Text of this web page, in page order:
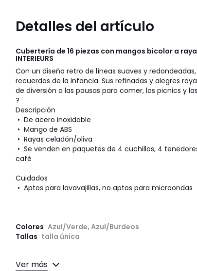
Detalles del artículo
Cubertería de 16 piezas con mangos bicolor a
INTERIEURS
Con un diseño retro de líneas suaves y
recuerdos de la infancia. Sus refinadas y alegres
de diversión a las pausas para comer, los picnics y
?
Descripción
• De acero inoxidable
• Mango de ABS
• Rayas celadón/oliva
• Se venden en paquetes de 4 cuchillos, 4
café
Cuidados
• Aptos para lavavajillas, no aptos para microondas
Colores Azul/Verde, Azul/Burdeos
Tallas talla única
Ver más